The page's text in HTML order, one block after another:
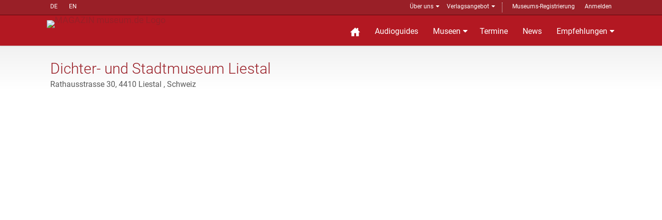
DE EN Über uns Verlagsangebot Museums-Registrierung Anmelden
Audioguides Museen Termine News Empfehlungen
Dichter- und Stadtmuseum Liestal
Rathausstrasse 30, 4410 Liestal , Schweiz